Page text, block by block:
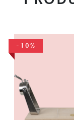
-10%